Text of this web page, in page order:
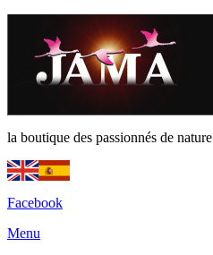
la boutique des passionnés de nature
Facebook
Menu